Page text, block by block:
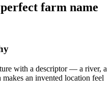
farm name
with a descriptor — a river, a
an invented location feel